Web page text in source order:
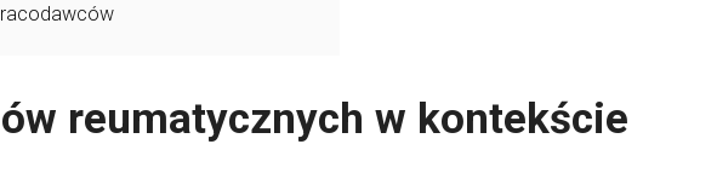
reumatycznych w kontekście